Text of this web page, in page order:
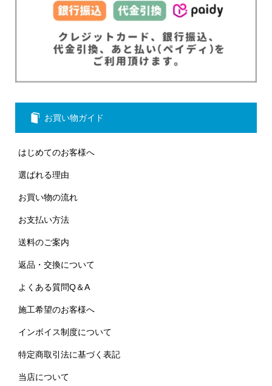
お買い物ガイド
はじめてのお客様へ
選ばれる理由
お買い物の流れ
お支払い方法
送料のご案内
返品・交換について
よくある質問Q＆A
施工希望のお客様へ
インボイス制度について
特定商取引法に基づく表記
当店について